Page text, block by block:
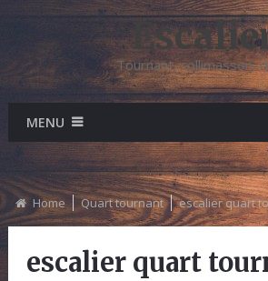
Tournant, collimasson,
MENU
Home Quart tournant escalier quart
escalier quart